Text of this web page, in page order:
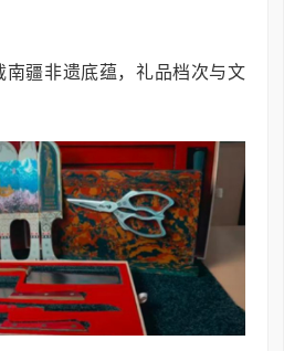
南疆非遗底蕴，礼品档次与文